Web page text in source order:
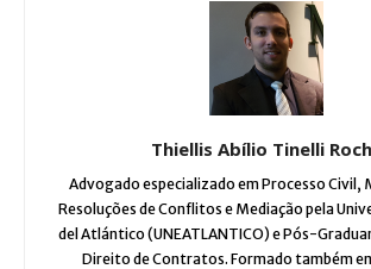
Thiellis Abílio Tinelli
Advogado especializado em Processo Civil,
Resoluções de Conflitos e Mediação pela
del Atlántico (UNEATLANTICO) e Pós-
Direito de Contratos. Formado também